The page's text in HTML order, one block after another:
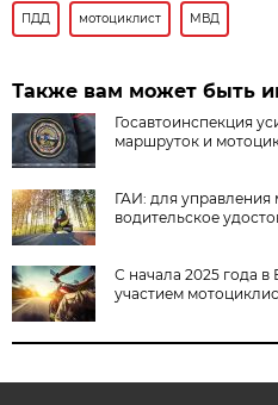
ПДД мотоциклист МВД
Также вам может быть
Госавтоинспекция
маршруток и
ГАИ: для управления
водительское
С начала 2025 года
участием